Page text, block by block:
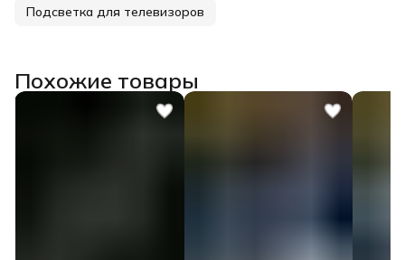
Подсветка для телевизоров
Похожие товары